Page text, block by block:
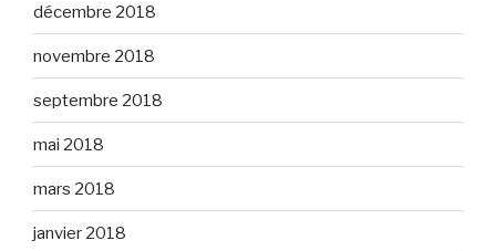
décembre 2018
novembre 2018
septembre 2018
mai 2018
mars 2018
janvier 2018